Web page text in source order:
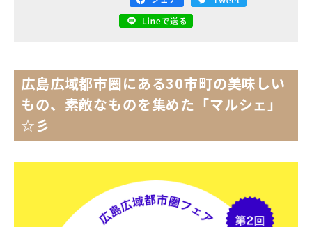
関連サイト
大阪市街地開発株式会社
湊町リバープレイス
広島広域都市圏にある30市町の美味しい
もの、素敵なものを集めた「マルシェ」
☆彡